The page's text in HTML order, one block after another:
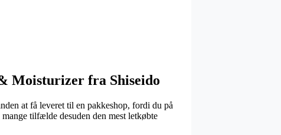
Moisturizer fra Shiseido
at få leveret til en pakkeshop, fordi du på
tilfælde desuden den mest letkøbte